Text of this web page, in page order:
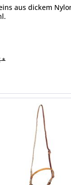
aus dickem
*